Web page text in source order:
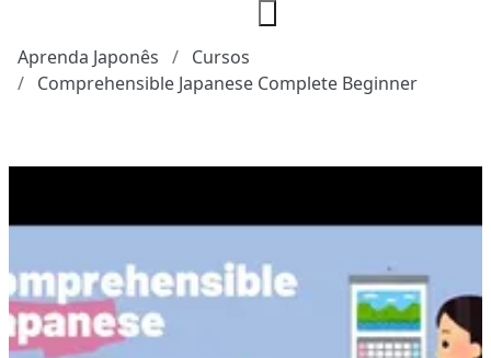
Aprenda Japonês
Cursos
Comprehensible Japanese Complete Beginner